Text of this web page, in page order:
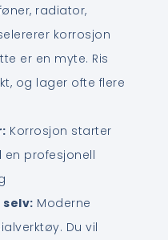
radiator,
korrosjon
er en myte. Ris
og lager ofte flere
Korrosjon starter
en profesjonell
selv: Moderne
Du vil